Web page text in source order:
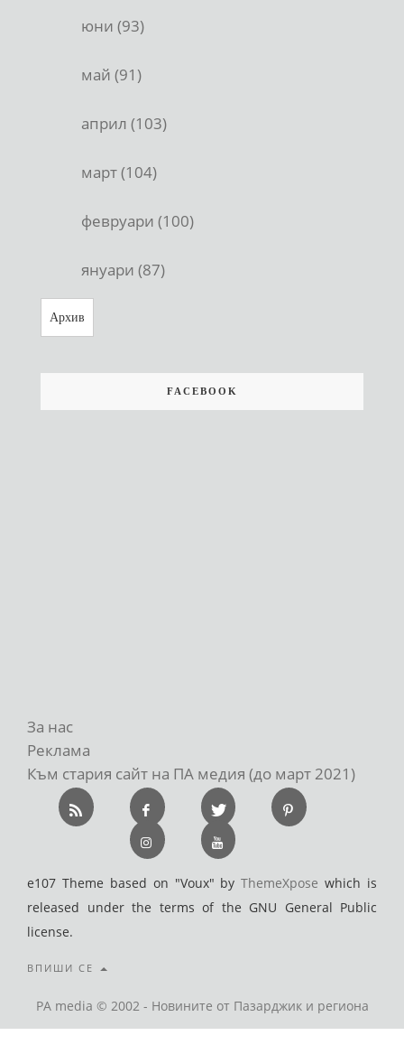
юни (93)
май (91)
април (103)
март (104)
февруари (100)
януари (87)
Архив
FACEBOOK
За нас
Реклама
Към стария сайт на ПА медия (до март 2021)
e107 Theme based on "Voux" byThemeXpose which is
released under the terms of the GNU General Public
license.
ВПИШИ СЕ
PA media © 2002 - Новините от Пазарджик и региона